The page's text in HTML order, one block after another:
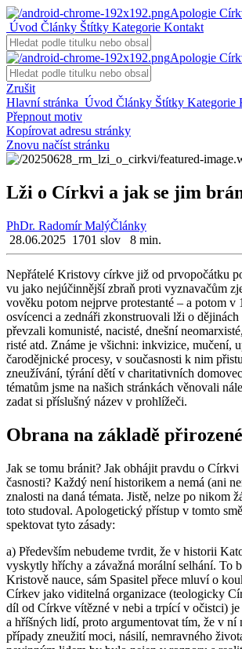
Apologie
Úvod Články Štítky Kategorie Kontakt
Apologie
Zrušit
Hlavní stránka Úvod Články Štítky Kategorie
Přepnout motiv
Kopírovat adresu stránky
Znovu načíst stránku
Lži o Církvi a jak se jim
PhDr. Radomír MalýČlánky
28.06.2025 1701 slov 8 min.
Ne­přá­te­lé Kris­to­vy církve již od pr­vo­po­čát­ku
vu jako nej­ú­čin­něj­ší zbraň proti vy­zna­va­čům
vo­vě­ku potom nej­pr­ve pro­tes­tan­té – a potom v
osví­ce­n­ci a zed­ná­ři zkon­stru­o­va­li lži o
pře­vza­li ko­mu­nis­té, na­cis­té, dneš­ní
ris­té atd. Známe je všich­ni: inkvi­zi­ce, mu­če­ní,
ča­ro­děj­nic­ké pro­ce­sy, v sou­čas­nos­ti k nim
zne­u­ží­vá­ní, tý­rá­ní dětí v cha­ri­ta­tiv­ních
té­ma­tům jsme na na­šich strán­kách vě­no­va­li
zadat si pří­sluš­ný název v pro­hlí­že­či.
Obra­na na zá­kla­dě
Jak se tomu brá­nit? Jak ob­há­jit prav­du o
čas­nos­ti? Každý není his­to­ri­kem a nemá (ani
zna­los­ti na daná té­ma­ta. Jistě, nelze po nikom
toto stu­do­val. Apo­lo­ge­tic­ký pří­stup v tomto
spek­to­vat tyto zá­sa­dy:
a) Pře­de­vším ne­bu­de­me tvr­dit, že v his­to­rii
vy­skyt­ly hří­chy a zá­važ­ná mo­rál­ní se­lhá­ní. To
Kris­to­vě nauce, sám Spa­si­tel přece mluví o
Cír­kev jako vi­di­tel­ná or­ga­ni­za­ce (te­o­lo­gic­ky
díl od Církve ví­těz­né v nebi a tr­pí­cí v očist­ci) je
a hříš­ných lidí, proto ar­gu­men­to­vat tím, že v ní
pří­pa­dy zne­u­ži­tí moci, ná­si­lí, ne­mrav­né­ho